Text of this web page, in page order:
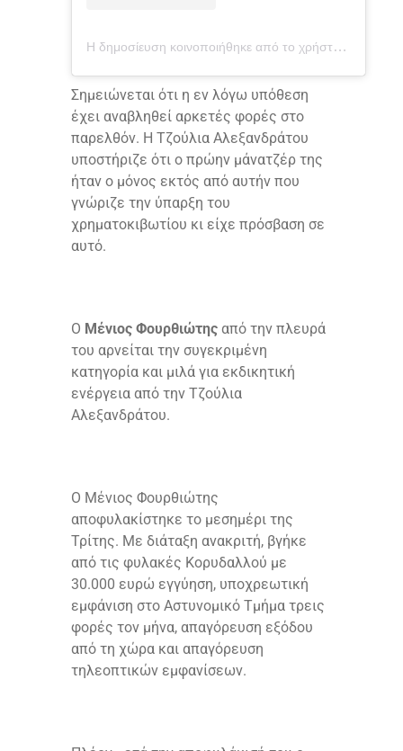
Η δημοσίευση κοινοποιήθηκε από το χρήστη Flora Makri (@flwrix)
Σημειώνεται ότι η εν λόγω υπόθεση
έχει αναβληθεί αρκετές φορές στο
παρελθόν. Η Τζούλια Αλεξανδράτου
υποστήριζε ότι ο πρώην μάνατζέρ της
ήταν ο μόνος εκτός από αυτήν που
γνώριζε την ύπαρξη του
χρηματοκιβωτίου κι είχε πρόσβαση σε
αυτό.
Ο Μένιος Φουρθιώτης από την πλευρά
του αρνείται την συγεκριμένη
κατηγορία και μιλά για εκδικητική
ενέργεια από την Τζούλια
Αλεξανδράτου.
Ο Μένιος Φουρθιώτης
αποφυλακίστηκε το μεσημέρι της
Τρίτης. Με διάταξη ανακριτή, βγήκε
από τις φυλακές Κορυδαλλού με
30.000 ευρώ εγγύηση, υποχρεωτική
εμφάνιση στο Αστυνομικό Τμήμα τρεις
φορές τον μήνα, απαγόρευση εξόδου
από τη χώρα και απαγόρευση
τηλεοπτικών εμφανίσεων.